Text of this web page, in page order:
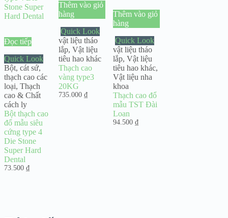
Đọc tiếp
Quick Look
Bột, cát sứ,
thạch cao các
loại, Thạch
cao & Chất
cách ly
Bột thạch cao
đổ mẫu siêu
cứng type 4
Die Stone
Super Hard
Dental
73.500 ₫
Thêm vào giỏ
hàng
Quick Look
vật liệu tháo
lắp,Vật liệu
tiêu hao khác
Thạch cao
vàng type3
20KG
735.000₫
Thêm vào giỏ
hàng
Quick Look
vật liệu tháo
lắp,Vật liệu
tiêu hao khác,
Vật liệu nha
khoa
Thạch cao đổ
mẫu TST Đài
Loan
94.500₫